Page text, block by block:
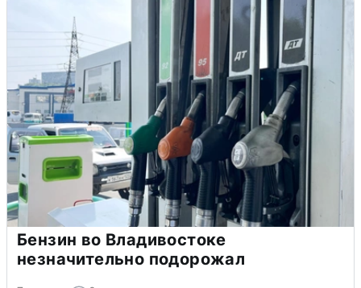
Бензин во Владивостоке
незначительно подорожал